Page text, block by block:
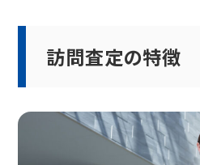
訪問査定の特徴